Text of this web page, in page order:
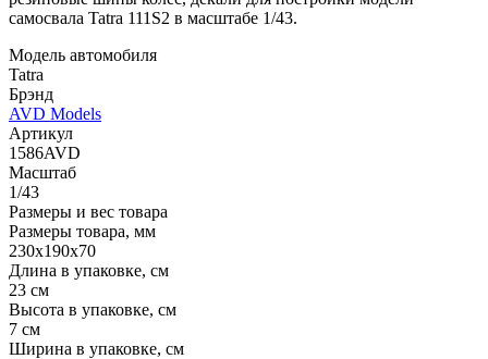
самосвала Tatra 111S2 в масштабе 1/43.
Модель автомобиля
Tatra
Брэнд
AVD Models
Артикул
1586AVD
Масштаб
1/43
Размеры и вес товара
Размеры товара, мм
230х190х70
Длина в упаковке, см
23 см
Высота в упаковке, см
7 см
Ширина в упаковке, см